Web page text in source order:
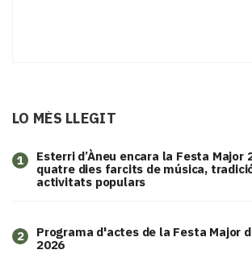
LO MÉS LLEGIT
1
Esterri d’Àneu encara la Festa Major
quatre dies farcits de música,
activitats populars
2
Programa d'actes de la Festa Major
2026